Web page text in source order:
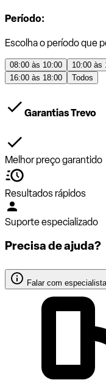
Período:
Escolha o período que
08:00 às 10:00 10:00 às
16:00 às 18:00
Todos
Garantias Trevo
Melhor preço garantido
Resultados rápidos
Suporte especializado
Precisa de ajuda?
Falar com especialista